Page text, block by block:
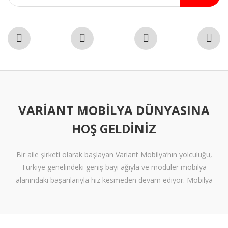
VARIANT MOBILYA DÜNYASINA
HOŞ GELDINIZ
Bir aile şirketi olarak başlayan Variant Mobilya’nın yolculuğu,
Türkiye genelindeki geniş bayi ağıyla ve modüler mobilya
alanındaki başarılarıyla hız kesmeden devam ediyor. Mobilya